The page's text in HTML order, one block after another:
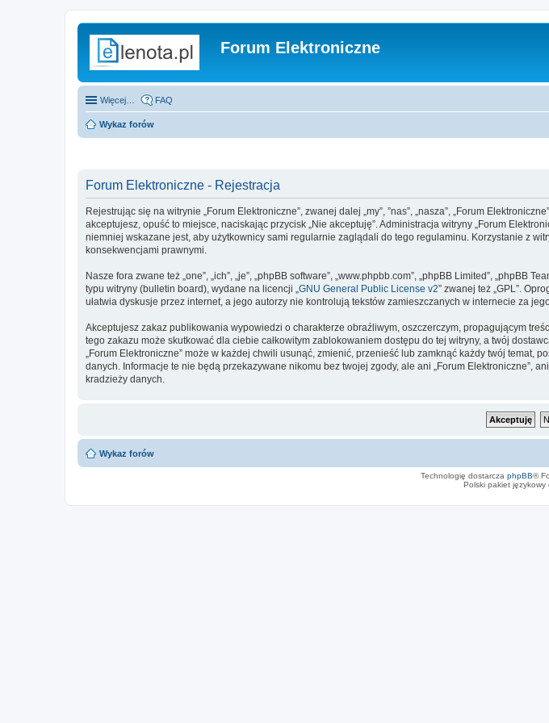
Forum Elektroniczne
Więcej… FAQ
Wykaz forów
Forum Elektroniczne - Rejestracja
Rejestrując się na witrynie „Forum Elektroniczne”, zwanej dalej „my”, ”nas”, „nasza”, „Forum
akceptujesz, opuść to miejsce, naciskając przycisk „Nie akceptuję”. Administracja witryny „Forum
niemniej wskazane jest, aby użytkownicy sami regularnie zaglądali do tego regulaminu. Korzystanie z
konsekwencjami prawnymi.
Nasze fora zwane też „one”, „ich”, „je”, „phpBB software”, „www.phpbb.com”, „phpBB Limited”,
typu witryny (bulletin board), wydane na licencji „ GNU General Public License v2” zwanej też „GPL”.
ułatwia dyskusje przez internet, a jego autorzy nie kontrolują tekstów zamieszczanych w internecie za
Akceptujesz zakaz publikowania wypowiedzi o charakterze obraźliwym, oszczerczym, propagującym
tego zakazu może skutkować dla ciebie całkowitym zablokowaniem dostępu do tej witryny, a twój
„Forum Elektroniczne” może w każdej chwili usunąć, zmienić, przenieść lub zamknąć każdy twój
danych. Informacje te nie będą przekazywane nikomu bez twojej zgody, ale ani „Forum Elektroniczne”,
kradzieży danych.
Wykaz forów
Technologię dostarcza phpBB®
Polski pakiet językowy